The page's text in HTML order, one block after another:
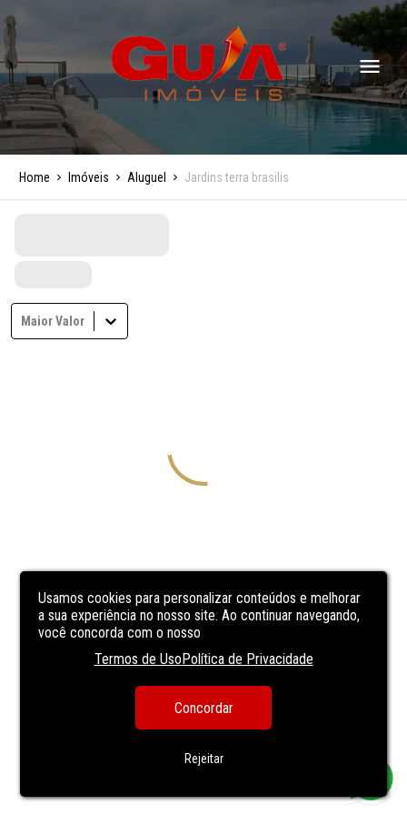
Usamos cookies para personalizar conteúdos e melhorar
a sua experiência no nosso site. Ao continuar navegando,
você concorda com o nosso
Termos de UsoPolítica de Privacidade
Concordar
Rejeitar
Home Imóveis Aluguel Jardins terra brasilis
Maior Valor